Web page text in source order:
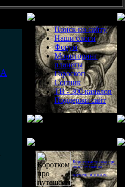
A
Поиск по сайту
Наши блоги
Форум
Мониторинг
планеты
Гороскоп
Сонник
ТВ - 300 каналов
Поддержи сайт
Короткометражка про
путешествия во
времени и эгоизм.